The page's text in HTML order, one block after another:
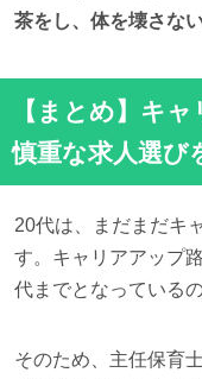
茶をし、体を壊さな
【まとめ】キ
慎重な求人選び
20代は、まだまだキ
す。キャリアアップ
代までとなっているの
そのため、主任保育